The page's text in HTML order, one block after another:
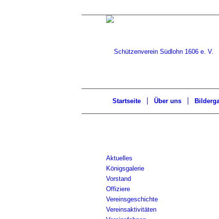
Startseite Über uns
Aktuelles
Königsgalerie
Vorstand
Offiziere
Vereinsgeschichte
Vereinsaktivitäten